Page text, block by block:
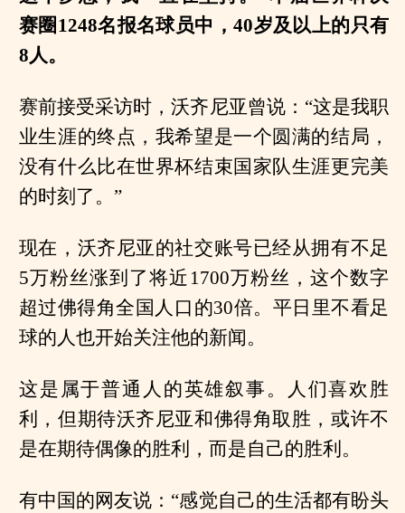
赛圈1248名报名球员中，40岁及以上的只有
8人。
赛前接受采访时，沃齐尼亚曾说：“这是我职
业生涯的终点，我希望是一个圆满的结局，
没有什么比在世界杯结束国家队生涯更完美
的时刻了。”
现在，沃齐尼亚的社交账号已经从拥有不足
5万粉丝涨到了将近1700万粉丝，这个数字
超过佛得角全国人口的30倍。平日里不看足
球的人也开始关注他的新闻。
这是属于普通人的英雄叙事。人们喜欢胜
利，但期待沃齐尼亚和佛得角取胜，或许不
是在期待偶像的胜利，而是自己的胜利。
有中国的网友说：“感觉自己的生活都有盼头